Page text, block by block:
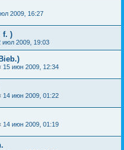
2009, 16:27
f. )
июл 2009, 19:03
15 июн 2009, 12:34
14 июн 2009, 01:22
14 июн 2009, 01:19